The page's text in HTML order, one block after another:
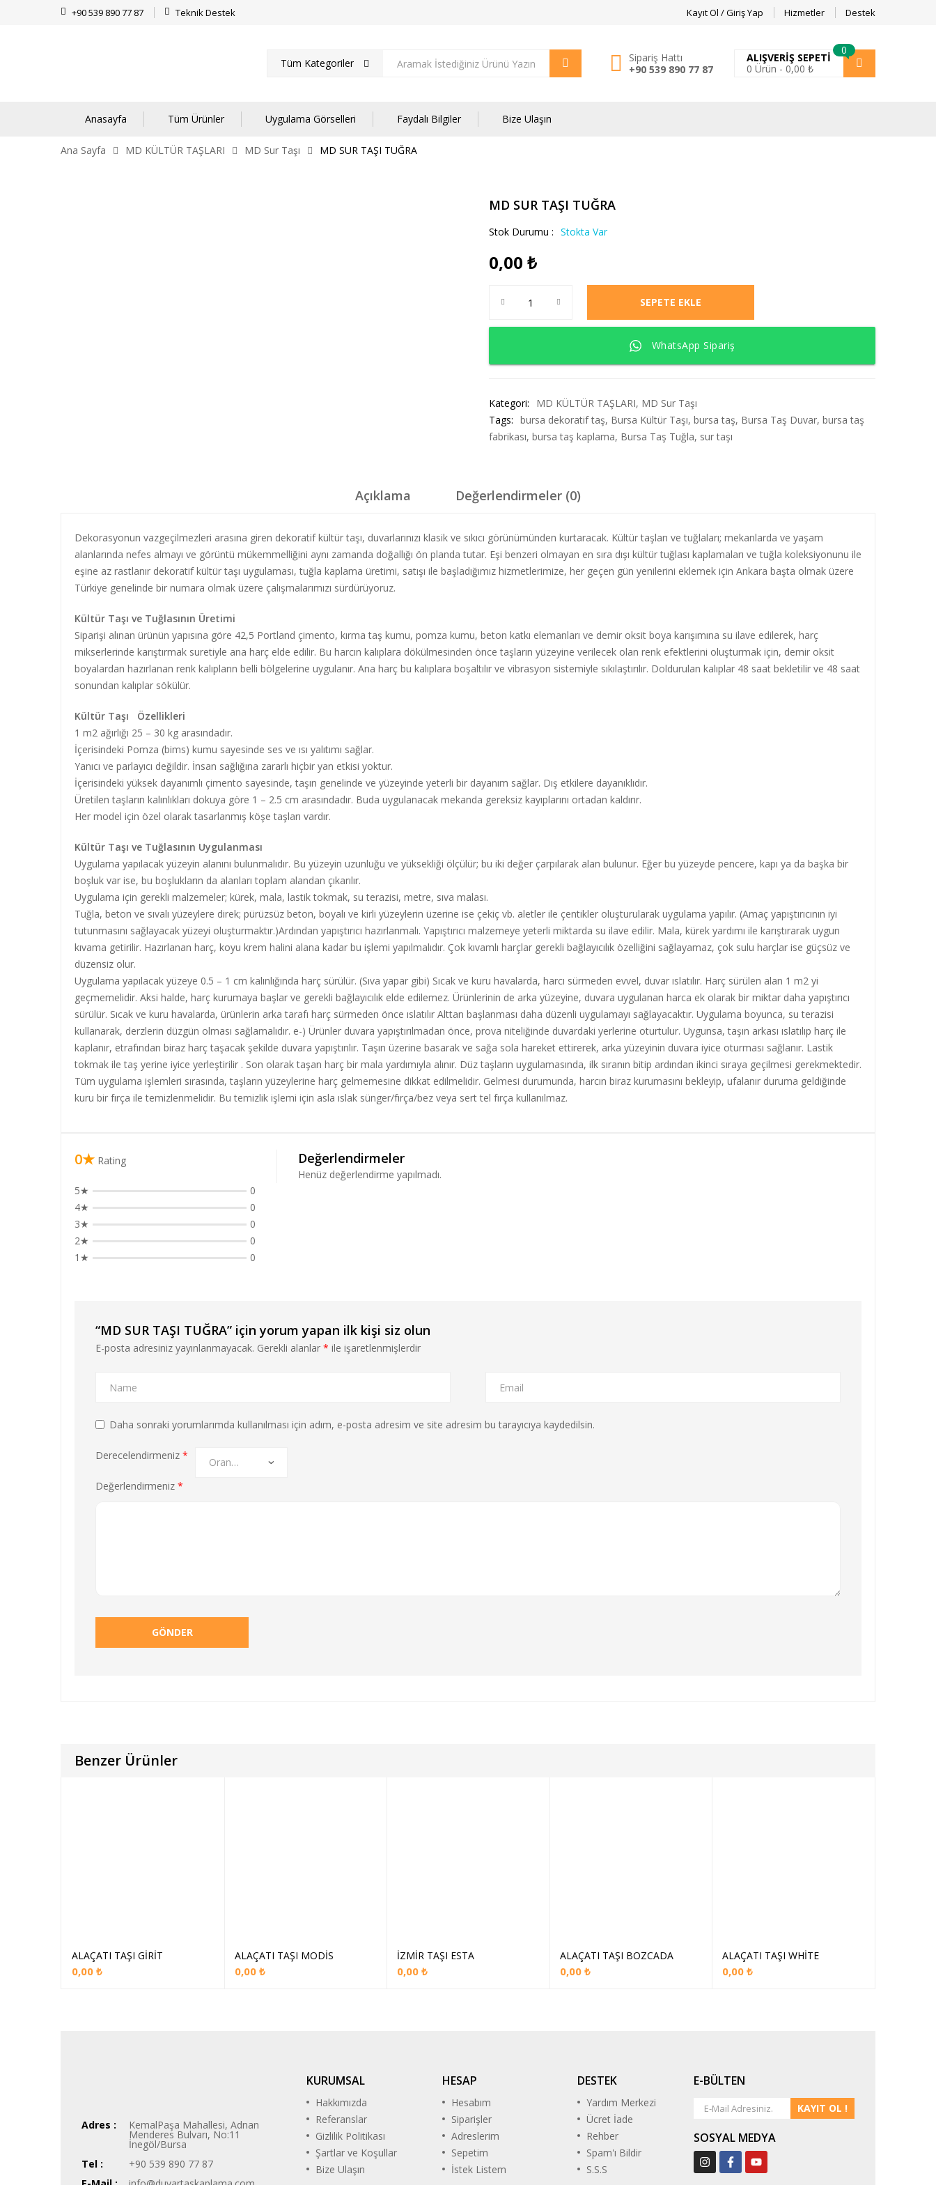
+90 539 890 77 87 Teknik Destek Kayıt Ol / Giriş Yap Hizmetler Destek
Tüm Kategoriler
Sipariş Hattı
+90 539 890 77 87
0
ALIŞVERIŞ SEPETI
0 Ürün - 0,00 ₺
Anasayfa Tüm Ürünler Uygulama Görselleri Faydalı Bilgiler Bize Ulaşın
Ana Sayfa MD KÜLTÜR TAŞLARI MD Sur Taşı MD SUR TAŞI TUĞRA
MD SUR TAŞI TUĞRA
Stok Durumu : Stokta Var
0,00 ₺
SEPETE EKLE
WhatsApp Sipariş
Kategori: MD KÜLTÜR TAŞLARI, MD Sur Taşı
Tags: bursa dekoratif taş, Bursa Kültür Taşı, bursa taş, Bursa Taş Duvar, bursa taş
fabrikası, bursa taş kaplama, Bursa Taş Tuğla, sur taşı
Açıklama Değerlendirmeler (0)
Dekorasyonun vazgeçilmezleri arasına giren dekoratif kültür taşı, duvarlarınızı klasik ve sıkıcı görünümünden kurtaracak. Kültür taşları ve tuğlaları; mekanlarda ve yaşam
alanlarında nefes almayı ve görüntü mükemmelliğini aynı zamanda doğallığı ön planda tutar. Eşi benzeri olmayan en sıra dışı kültür tuğlası kaplamaları ve tuğla koleksiyonunu ile
eşine az rastlanır dekoratif kültür taşı uygulaması, tuğla kaplama üretimi, satışı ile başladığımız hizmetlerimize, her geçen gün yenilerini eklemek için Ankara başta olmak üzere
Türkiye genelinde bir numara olmak üzere çalışmalarımızı sürdürüyoruz.
Kültür Taşı ve Tuğlasının Üretimi
Siparişi alınan ürünün yapısına göre 42,5 Portland çimento, kırma taş kumu, pomza kumu, beton katkı elemanları ve demir oksit boya karışımına su ilave edilerek, harç
mikserlerinde karıştırmak suretiyle ana harç elde edilir. Bu harcın kalıplara dökülmesinden önce taşların yüzeyine verilecek olan renk efektlerini oluşturmak için, demir oksit
boyalardan hazırlanan renk kalıpların belli bölgelerine uygulanır. Ana harç bu kalıplara boşaltılır ve vibrasyon sistemiyle sıkılaştırılır. Doldurulan kalıplar 48 saat bekletilir ve 48 saat
sonundan kalıplar sökülür.
Kültür Taşı Özellikleri
1 m2 ağırlığı 25 – 30 kg arasındadır.
İçerisindeki Pomza (bims) kumu sayesinde ses ve ısı yalıtımı sağlar.
Yanıcı ve parlayıcı değildir. İnsan sağlığına zararlı hiçbir yan etkisi yoktur.
İçerisindeki yüksek dayanımlı çimento sayesinde, taşın genelinde ve yüzeyinde yeterli bir dayanım sağlar. Dış etkilere dayanıklıdır.
Üretilen taşların kalınlıkları dokuya göre 1 – 2.5 cm arasındadır. Buda uygulanacak mekanda gereksiz kayıplarını ortadan kaldırır.
Her model için özel olarak tasarlanmış köşe taşları vardır.
Kültür Taşı ve Tuğlasının Uygulanması
Uygulama yapılacak yüzeyin alanını bulunmalıdır. Bu yüzeyin uzunluğu ve yüksekliği ölçülür; bu iki değer çarpılarak alan bulunur. Eğer bu yüzeyde pencere, kapı ya da başka bir
boşluk var ise, bu boşlukların da alanları toplam alandan çıkarılır.
Uygulama için gerekli malzemeler; kürek, mala, lastik tokmak, su terazisi, metre, sıva malası.
Tuğla, beton ve sıvalı yüzeylere direk; pürüzsüz beton, boyalı ve kirli yüzeylerin üzerine ise çekiç vb. aletler ile çentikler oluşturularak uygulama yapılır. (Amaç yapıştırıcının iyi
tutunmasını sağlayacak yüzeyi oluşturmaktır.)Ardından yapıştırıcı hazırlanmalı. Yapıştırıcı malzemeye yeterli miktarda su ilave edilir. Mala, kürek yardımı ile karıştırarak uygun
kıvama getirilir. Hazırlanan harç, koyu krem halini alana kadar bu işlemi yapılmalıdır. Çok kıvamlı harçlar gerekli bağlayıcılık özelliğini sağlayamaz, çok sulu harçlar ise güçsüz ve
düzensiz olur.
Uygulama yapılacak yüzeye 0.5 – 1 cm kalınlığında harç sürülür. (Sıva yapar gibi) Sıcak ve kuru havalarda, harcı sürmeden evvel, duvar ıslatılır. Harç sürülen alan 1 m2 yi
geçmemelidir. Aksi halde, harç kurumaya başlar ve gerekli bağlayıcılık elde edilemez. Ürünlerinin de arka yüzeyine, duvara uygulanan harca ek olarak bir miktar daha yapıştırıcı
sürülür. Sıcak ve kuru havalarda, ürünlerin arka tarafı harç sürmeden önce ıslatılır Alttan başlanması daha düzenli uygulamayı sağlayacaktır. Uygulama boyunca, su terazisi
kullanarak, derzlerin düzgün olması sağlamalıdır. e-) Ürünler duvara yapıştırılmadan önce, prova niteliğinde duvardaki yerlerine oturtulur. Uygunsa, taşın arkası ıslatılıp harç ile
kaplanır, etrafından biraz harç taşacak şekilde duvara yapıştırılır. Taşın üzerine basarak ve sağa sola hareket ettirerek, arka yüzeyinin duvara iyice oturması sağlanır. Lastik
tokmak ile taş yerine iyice yerleştirilir . Son olarak taşan harç bir mala yardımıyla alınır. Düz taşların uygulamasında, ilk sıranın bitip ardından ikinci sıraya geçilmesi gerekmektedir.
Tüm uygulama işlemleri sırasında, taşların yüzeylerine harç gelmemesine dikkat edilmelidir. Gelmesi durumunda, harcın biraz kurumasını bekleyip, ufalanır duruma geldiğinde
kuru bir fırça ile temizlenmelidir. Bu temizlik işlemi için asla ıslak sünger/fırça/bez veya sert tel fırça kullanılmaz.
0★ Rating
5★
0
4★
0
3★
0
2★
0
1★
0
Değerlendirmeler
Henüz değerlendirme yapılmadı.
“MD SUR TAŞI TUĞRA” için yorum yapan ilk kişi siz olun
E-posta adresiniz yayınlanmayacak. Gerekli alanlar * ile işaretlenmişlerdir
Daha sonraki yorumlarımda kullanılması için adım, e-posta adresim ve site adresim bu tarayıcıya kaydedilsin.
Derecelendirmeniz *
Değerlendirmeniz *
Benzer Ürünler
Sepete Ekle
ALAÇATI TAŞI GİRİT
0,00 ₺
Sepete Ekle
ALAÇATI TAŞI MODİS
0,00 ₺
Sepete Ekle
İZMİR TAŞI ESTA
0,00₺
Sepete Ekle
ALAÇATI TAŞI BOZCADA
0,00 ₺
Sepete Ekle
ALAÇATI TAŞI WHİTE
0,00₺
Adres : KemalPaşa Mahallesi, Adnan
Menderes Bulvarı, No:11
İnegöl/Bursa
Tel :
+90 539 890 77 87
KURUMSAL
Hakkımızda
Referanslar
Gizlilik Politikası
Şartlar ve Koşullar
Bize Ulaşın
HESAP
Hesabım
Siparişler
Adreslerim
Sepetim
İstek Listem
DESTEK
Yardım Merkezi
Ücret İade
Rehber
Spam'ı Bildir
S.S.S
E-BÜLTEN
KAYIT OL !
SOSYAL MEDYA